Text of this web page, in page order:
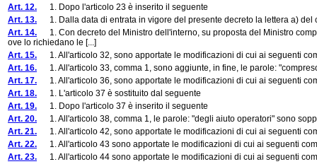
Art. 12. 1. Dopo l'articolo 23 è inserito il seguente
Art. 13. 1. Dalla data di entrata in vigore del presente decreto la lettera a) del
Art. 14. 1. Con decreto del Ministro dell'interno, su proposta del Ministro
ove lo richiedano le [...]
Art. 15. 1. All'articolo 32, sono apportate le modificazioni di cui ai seguenti
Art. 16. 1. All'articolo 33, comma 1, sono aggiunte, in fine, le parole:
Art. 17. 1. All'articolo 36, sono apportate le modificazioni di cui ai seguenti
Art. 18. 1. L'articolo 37 è sostituito dal seguente
Art. 19. 1. Dopo l'articolo 37 è inserito il seguente
Art. 20. 1. All'articolo 38, comma 1, le parole: "degli aiuto operatori" sono
Art. 21. 1. All'articolo 42, sono apportate le modificazioni di cui ai seguenti
Art. 22. 1. All'articolo 43 sono apportate le modificazioni di cui ai seguenti
Art. 23. 1. All'articolo 44 sono apportate le modificazioni di cui ai seguenti